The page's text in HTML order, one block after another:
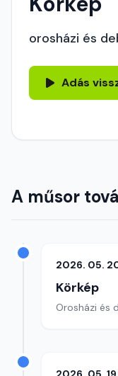
orosházi és
Adás
A műsor
2026. 05.
Körkép
Orosházi és